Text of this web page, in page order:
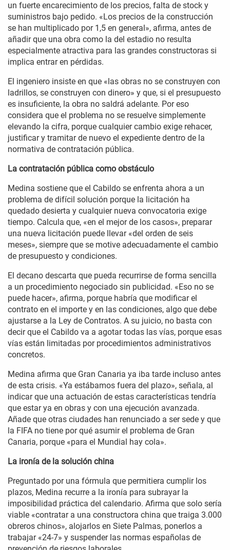
un fuerte encarecimiento de los precios, falta de stock y
suministros bajo pedido. «Los precios de la construcción
se han multiplicado por 1,5 en general», afirma, antes de
añadir que una obra como la del estadio no resulta
especialmente atractiva para las grandes constructoras si
implica entrar en pérdidas.
El ingeniero insiste en que «las obras no se construyen con
ladrillos, se construyen con dinero» y que, si el presupuesto
es insuficiente, la obra no saldrá adelante. Por eso
considera que el problema no se resuelve simplemente
elevando la cifra, porque cualquier cambio exige rehacer,
justificar y tramitar de nuevo el expediente dentro de la
normativa de contratación pública.
La contratación pública como obstáculo
Medina sostiene que el Cabildo se enfrenta ahora a un
problema de difícil solución porque la licitación ha
quedado desierta y cualquier nueva convocatoria exige
tiempo. Calcula que, «en el mejor de los casos», preparar
una nueva licitación puede llevar «del orden de seis
meses», siempre que se motive adecuadamente el cambio
de presupuesto y condiciones.
El decano descarta que pueda recurrirse de forma sencilla
a un procedimiento negociado sin publicidad. «Eso no se
puede hacer», afirma, porque habría que modificar el
contrato en el importe y en las condiciones, algo que debe
ajustarse a la Ley de Contratos. A su juicio, no basta con
decir que el Cabildo va a agotar todas las vías, porque esas
vías están limitadas por procedimientos administrativos
concretos.
Medina afirma que Gran Canaria ya iba tarde incluso antes
de esta crisis. «Ya estábamos fuera del plazo», señala, al
indicar que una actuación de estas características tendría
que estar ya en obras y con una ejecución avanzada.
Añade que otras ciudades han renunciado a ser sede y que
la FIFA no tiene por qué asumir el problema de Gran
Canaria, porque «para el Mundial hay cola».
La ironía de la solución china
Preguntado por una fórmula que permitiera cumplir los
plazos, Medina recurre a la ironía para subrayar la
imposibilidad práctica del calendario. Afirma que solo sería
viable «contratar a una constructora china que traiga 3.000
obreros chinos», alojarlos en Siete Palmas, ponerlos a
trabajar «24-7» y suspender las normas españolas de